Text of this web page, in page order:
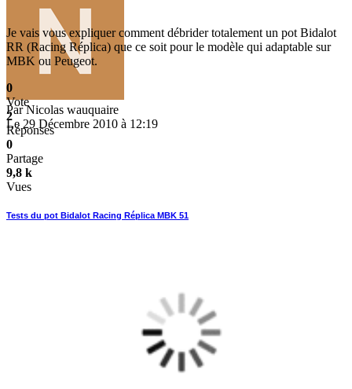
ParNicolas wauquaire
Le 29 Décembre 2010 à 12:19
Je vais vous expliquer comment débrider totalement un pot Bidalot
RR (Racing Réplica) que ce soit pour le modèle qui adaptable sur
MBK ou Peugeot.
0
Vote
2
Réponses
0
Partage
9,8 k
Vues
Tests du pot Bidalot Racing Réplica MBK 51